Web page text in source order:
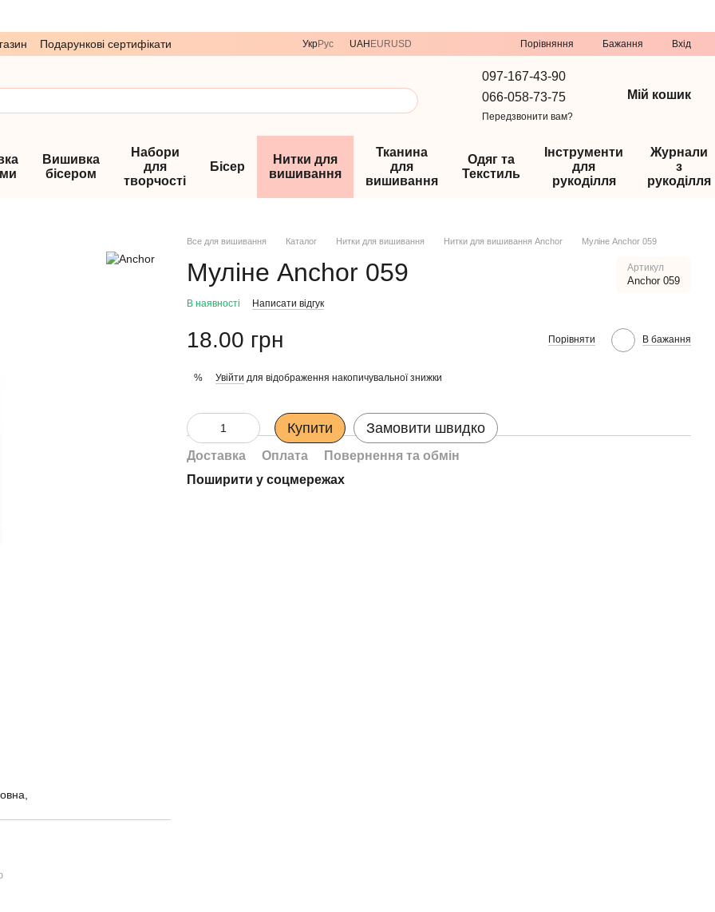
Подарункові сертифікати УкрРус UAH EURUSD Порівняння Бажання Вхід
097-167-43-90
066-058-73-75
Передзвонити вам?
Мій кошик
Вишивка
бісером
Набори
для
творчості
Бісер
Нитки для
вишивання
Тканина
для
вишивання
Одяг та
Текстиль
Інструменти
для
рукоділля
Журнали
з
рукоділля
Все для вишивання Каталог Нитки для вишивання Нитки для вишивання Anchor Муліне Anchor 059
Муліне Anchor 059 Артикул
Anchor 059
В наявності Написати відгук
18.00 грн Порівняти В бажання
% Увійти для відображення накопичувальної знижки
Купити Замовити швидко
Доставка Оплата
Повернення та обмін
Поширити у соцмережах